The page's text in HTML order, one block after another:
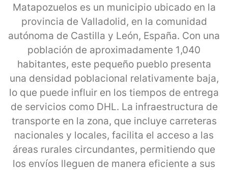
Matapozuelos es un municipio ubicado en la
provincia de Valladolid, en la comunidad
autónoma de Castilla y León, España. Con una
población de aproximadamente 1,040
habitantes, este pequeño pueblo presenta
una densidad poblacional relativamente baja,
lo que puede influir en los tiempos de entrega
de servicios como DHL. La infraestructura de
transporte en la zona, que incluye carreteras
nacionales y locales, facilita el acceso a las
áreas rurales circundantes, permitiendo que
los envíos lleguen de manera eficiente a sus